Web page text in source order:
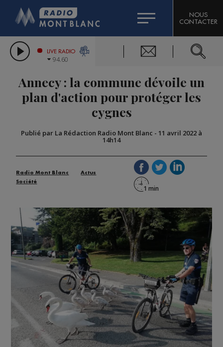
LES CHRONIQUES DE L'EXPERT
CITIZEN MACHINERY
GRAND MASSIF DOMAINES SKIABLES
BIGARD
COMPAGNIE DU MONT-BLANC
NOUS
CONTACTER
LIVE RADIO
94.60
Annecy : la commune dévoile un
plan d'action pour protéger les
cygnes
Publié par La Rédaction Radio Mont Blanc - 11 avril 2022 à
14h14
Radio Mont Blanc
Actus
Société